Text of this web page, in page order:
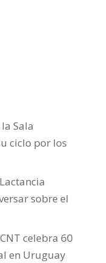
Sala
ciclo por los
sobre el
celebra 60
en Uruguay